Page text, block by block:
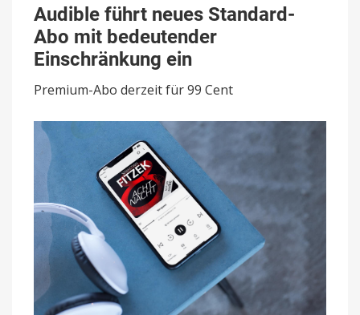
führt
neues
Standard-
Abo
mit
bedeutender
Audible führt neues Standard-
Abo mit bedeutender
Einschränkung ein
Premium-Abo derzeit für 99 Cent